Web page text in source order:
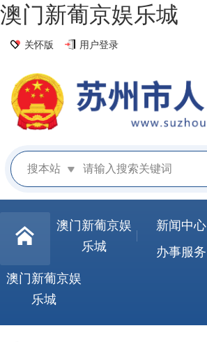
澳门新葡京娱乐城
关怀版 用户登录
搜本站
澳门新葡京娱
乐城
新闻中心
办事服务
澳门新葡京娱
乐城